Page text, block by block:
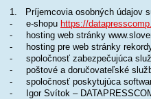
1. Príjemcovia osobných údajov
- e-shopu https://
- hosting web stránky
- hosting pre web stránky
- spoločnosť zabezpečujúca
- poštové a doručovateľské
- spoločnosť poskytujúca
- Igor Svítok –